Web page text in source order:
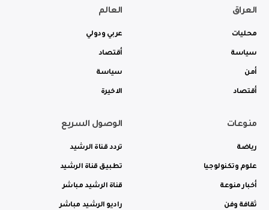
العراق
محليات
سياسة
أمن
أقتصاد
العالم
عربي ودولي
أقتصاد
سياسة
الاخيرة
منوعات
رياضة
علوم وتكنولوجيا
أخبار منوعة
ثقافة وفن
الوصول السريع
تردد قناة الرشيد
تطبيق قناة الرشيد
قناة الرشيد مباشر
راديو الرشيد مباشر